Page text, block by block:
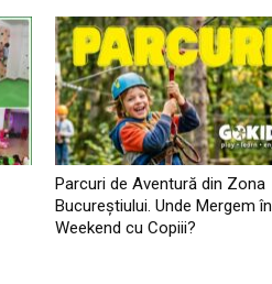
Parcuri de Aventură din Zona
Bucureştiului. Unde Mergem în
Weekend cu Copiii?